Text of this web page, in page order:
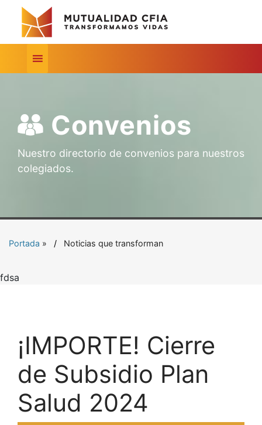
Convenios
Nuestro directorio de convenios para nuestros
colegiados.
Portada » Noticias que transforman
fdsa
¡IMPORTE! Cierre
de Subsidio Plan
Salud 2024